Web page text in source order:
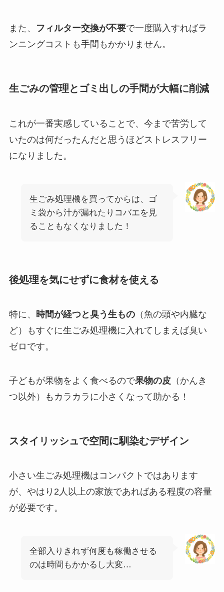
また、 フィルター交換が不要で一度購入すればラ
ンニングコストも手間もかかりません。
生ごみの管理とゴミ出しの手間が大幅に削減
これが一番実感していることで、今まで苦労して
いたのは何だったんだと思うほどストレスフリー
になりました。
生ごみ処理機を買ってからは、ゴ
ミ袋から汁が漏れたりコバエを見
ることもなくなりました！
後処理を気にせずに食材を使える
特に、 時間が経つと臭う生もの（魚の頭や内臓な
ど）もすぐに生ごみ処理機に入れてしまえば臭い
ゼロです。
子どもが果物をよく食べるので果物の皮（かんき
つ以外）もカラカラに小さくなって助かる！
スタイリッシュで空間に馴染むデザイン
小さい生ごみ処理機はコンパクトではあります
が、やはり2人以上の家族であればある程度の容量
が必要です。
全部入りきれず何度も稼働させる
のは時間もかかるし大変…